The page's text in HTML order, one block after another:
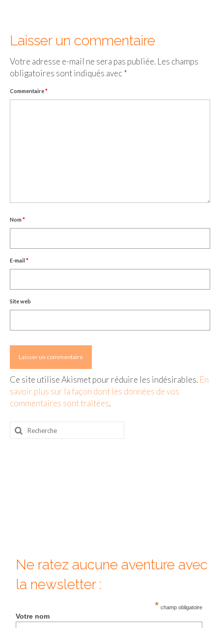
Laisser un commentaire
Votre adresse e-mail ne sera pas publiée. Les champs
obligatoires sont indiqués avec*
Commentaire*
Nom *
E-mail *
Site web
Ce site utilise Akismet pour réduire les indésirables. En
savoir plus sur la façon dont les données de vos
commentaires sont traitées.
Rechercher
:
Ne ratez aucune aventure avec
la newsletter :
* champ obligatoire
Votre nom